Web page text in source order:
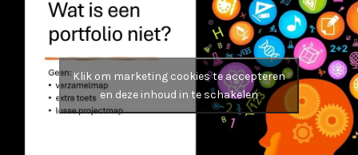
Klik om marketing cookies te accepteren
en deze inhoud in te schakelen